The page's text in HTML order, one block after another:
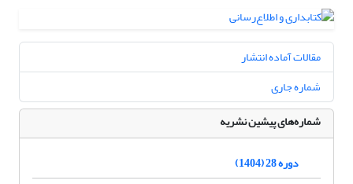
مقالات آماده انتشار
شماره جاری
شماره‌های پیشین نشریه
دوره 28 (1404)